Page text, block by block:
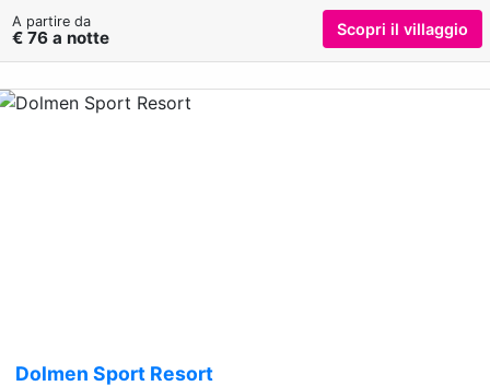
A partire da
€ 76 a notte Scopri il villaggio
Dolmen Sport Resort